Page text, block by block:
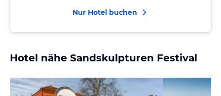
Nur Hotel buchen
Hotel nähe Sandskulpturen Festival